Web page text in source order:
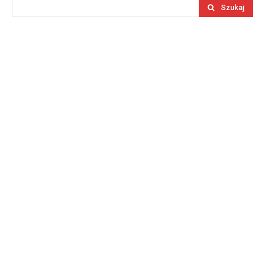
Szukaj